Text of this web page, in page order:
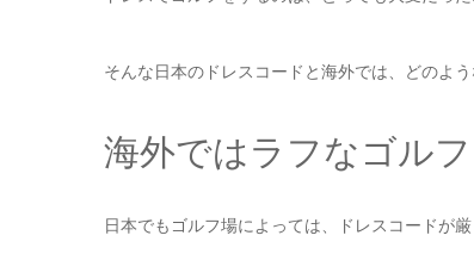
そんな日本のドレスコードと海外では、どのよ
海外ではラフなゴル
日本でもゴルフ場によっては、ドレスコードが